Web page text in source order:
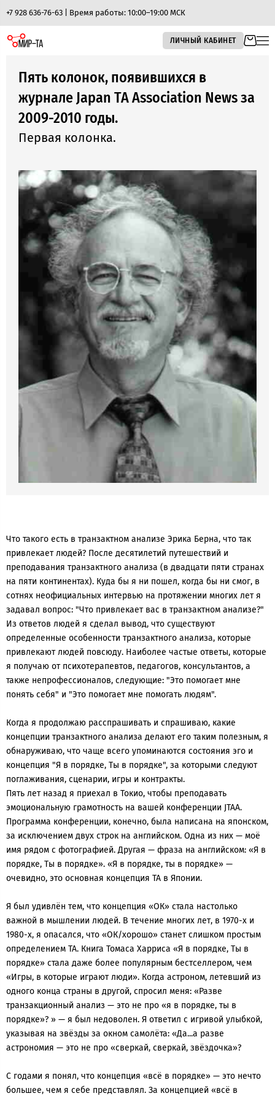
+7 928 636-76-63 | Время работы: 10:00–19:00 МСК
ЛИЧНЫЙ КАБИНЕТ
Пять колонок, появившихся в
журнале Japan TA Association News за
2009-2010 годы.
Первая колонка.
Что такого есть в транзактном анализе Эрика Берна, что так
привлекает людей? После десятилетий путешествий и
преподавания транзактного анализа (в двадцати пяти странах
на пяти континентах). Куда бы я ни пошел, когда бы ни смог, в
сотнях неофициальных интервью на протяжении многих лет я
задавал вопрос: "Что привлекает вас в транзактном анализе?"
Из ответов людей я сделал вывод, что существуют
определенные особенности транзактного анализа, которые
привлекают людей повсюду. Наиболее частые ответы, которые
я получаю от психотерапевтов, педагогов, консультантов, а
также непрофессионалов, следующие: "Это помогает мне
понять себя" и "Это помогает мне помогать людям".
Когда я продолжаю расспрашивать и спрашиваю, какие
концепции транзактного анализа делают его таким полезным, я
обнаруживаю, что чаще всего упоминаются состояния эго и
концепция "Я в порядке, Ты в порядке", за которыми следуют
поглаживания, сценарии, игры и контракты.
Пять лет назад я приехал в Токио, чтобы преподавать
эмоциональную грамотность на вашей конференции JTAA.
Программа конференции, конечно, была написана на японском,
за исключением двух строк на английском. Одна из них — моё
имя рядом с фотографией. Другая — фраза на английском: «Я в
порядке, Ты в порядке». «Я в порядке, ты в порядке» —
очевидно, это основная концепция TA в Японии.
Я был удивлён тем, что концепция «ОК» стала настолько
важной в мышлении людей. В течение многих лет, в 1970-х и
1980-х, я опасался, что «ОК/хорошо» станет слишком простым
определением ТА. Книга Томаса Харриса «Я в порядке, Ты в
порядке» стала даже более популярным бестселлером, чем
«Игры, в которые играют люди». Когда астроном, летевший из
одного конца страны в другой, спросил меня: «Разве
транзакционный анализ — это не про «я в порядке, ты в
порядке»? » — я был недоволен. Я ответил с игривой улыбкой,
указывая на звёзды за окном самолёта: «Да...а разве
астрономия — это не про «сверкай, сверкай, звёздочка»?
С годами я понял, что концепция «всё в порядке» — это нечто
большее, чем я себе представлял. За концепцией «всё в